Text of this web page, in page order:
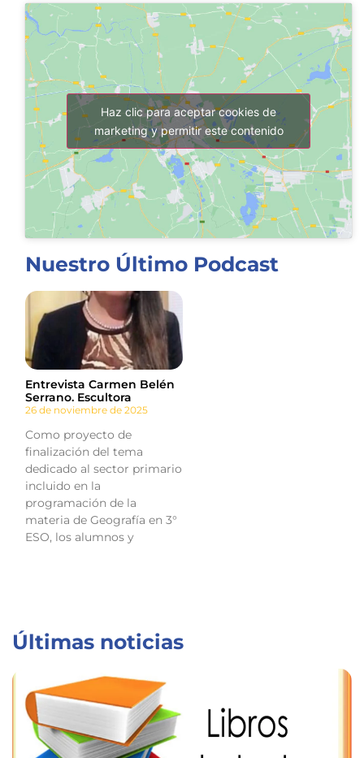
Haz clic para aceptar cookies de
marketing y permitir este contenido
Nuestro Último Podcast
Entrevista Carmen Belén
Serrano. Escultora
26 de noviembre de 2025
Como proyecto de
finalización del tema
dedicado al sector primario
incluido en la
programación de la
materia de Geografía en 3°
ESO, los alumnos y
Últimas noticias